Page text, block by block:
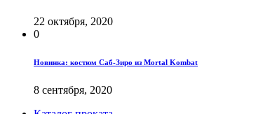
22 октября, 2020
0
Новинка: костюм Саб-Зиро из Mortal Kombat
8 сентября, 2020